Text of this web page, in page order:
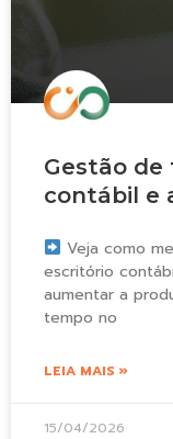
Gestão
contábil e
Veja como
escritório
aumentar a
tempo no
LEIA MAIS »
15/04/2026